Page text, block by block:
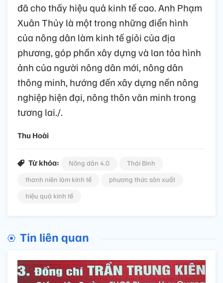
đã cho thấy hiệu quả kinh tế cao. Anh Phạm
Xuân Thủy là một trong những điển hình
của nông dân làm kinh tế giỏi của địa
phương, góp phần xây dựng và lan tỏa hình
ảnh của người nông dân mới, nông dân
thông minh, hướng đến xây dựng nền nông
nghiệp hiện đại, nông thôn văn minh trong
tương lai./.
Thu Hoài
Từ khóa: Nông dân 4.0
Thái Bình
thanh niên làm kinh tế
phương thức sản xuất
hiệu quả kinh tế
Tin liên quan